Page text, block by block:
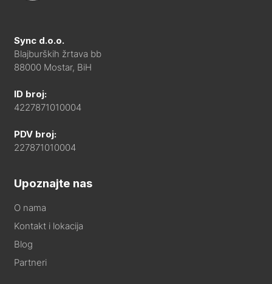
Sync d.o.o.
Blajburških žrtava bb
88000 Mostar, BiH
ID broj:
4227871010004
PDV broj:
227871010004
Upoznajte nas
O nama
Kontakt i lokacija
Blog
Partneri